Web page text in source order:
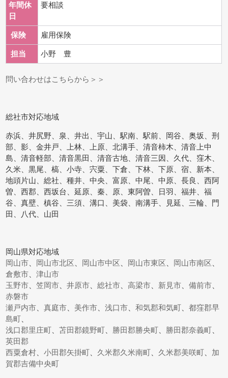
年間休
日
要相談
保険 雇用保険
担当 小野 豊
問い合わせはこちらから＞＞
総社市対応地域
赤浜、井尻野、泉、井出、宇山、駅南、駅前、岡谷、奥坂、刑
部、影、金井戸、上林、上原、北溝手、清音柿木、清音上中
島、清音軽部、清音黒田、清音古地、清音三因、久代、窪木、
久米、黒尾、槁、小寺、宍粟、下倉、下林、下原、宿、新本、
地頭片山、総社、種井、中央、富原、中尾、中原、長良、西阿
曽、西郡、西坂台、延原、秦、原、東阿曽、日羽、福井、福
谷、真壁、槙谷、三須、溝口、美袋、南溝手、見延、三輪、門
田、八代、山田
岡山県対応地域
岡山市
岡山市北区 岡山市中区 岡山市東区 岡山市南区
倉敷市 、津山市
玉野市 、笠岡市 、井原市 、総社市 、高梁市 新見市 、備前市
赤磐市
瀬戸内市 、真庭市 美作市 、浅口市 、和気郡和気町 、都窪郡早
島町
浅口郡里庄町 、苫田郡鏡野町 勝田郡勝央町 勝田郡奈義町
英田郡
西粟倉村 、小田郡矢掛町 久米郡久米南町 久米郡美咲町
加
賀郡吉備中央町